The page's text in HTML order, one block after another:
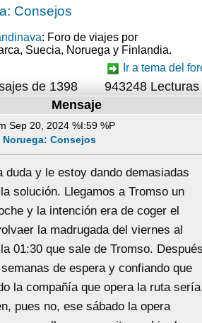
Consejos
: Foro de viajes por
Suecia, Noruega y Finlandia.
Ir a tema del
de 1398
943248 Lecturas
Mensaje
Sep 20, 2024 %I:59 %P
Noruega: Consejos
duda y le estoy dando demasiadas
solución. Llegamos a Tromso un
y la intención era de coger el
la madrugada del viernes al
01:30 que sale de Tromso.
de espera y confiando que
la compañía que opera la ruta sería
pues no, ese sábado la opera